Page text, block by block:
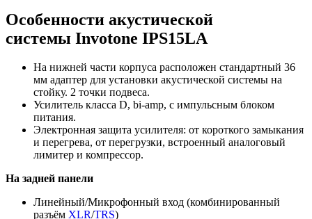
Особенности акустической
системы Invotone IPS15LA
На нижней части корпуса расположен стандартный 36
мм адаптер для установки акустической системы на
стойку. 2 точки подвеса.
Усилитель класса D, bi-amp, с импульсным блоком
питания.
Электронная защита усилителя: от короткого замыкания
и перегрева, от перегрузки, встроенный аналоговый
лимитер и компрессор.
На задней панели
Линейный/Микрофонный вход (комбинированный
разъём XLR/TRS)